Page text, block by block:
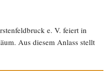
e. V. feiert in
Aus diesem Anlass stellt